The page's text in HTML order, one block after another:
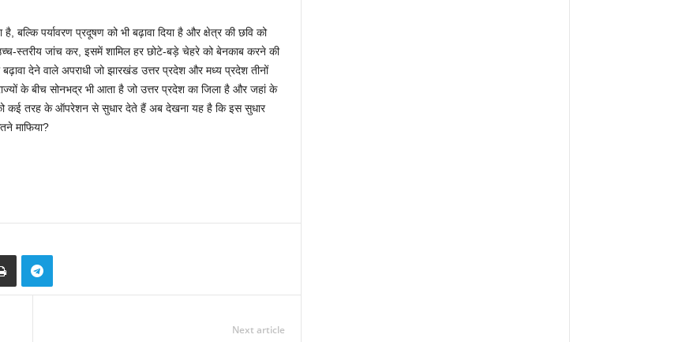
बल्कि पर्यावरण प्रदूषण को भी बढ़ावा दिया है और क्षेत्र की छवि को
स्तरीय जांच कर, इसमें शामिल हर छोटे-बड़े चेहरे को बेनकाब करने की
देने वाले अपराधी जो झारखंड उत्तर प्रदेश और मध्य प्रदेश तीनों
के बीच सोनभद्र भी आता है जो उत्तर प्रदेश का जिला है और जहां के
को कई तरह के ऑपरेशन से सुधार देते हैं अब देखना यह है कि इस सुधार
माफिया?
Next article